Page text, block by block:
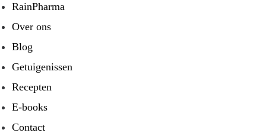
RainPharma
Over ons
Blog
Getuigenissen
Recepten
E-books
Contact